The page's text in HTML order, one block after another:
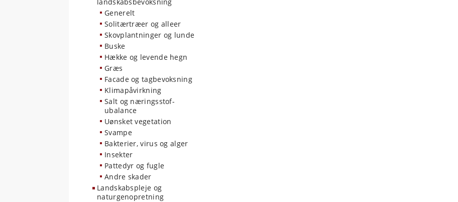
Generelt
Solitærtræer og alleer
Skovplantninger og lunde
Buske
Hække og levende hegn
Græs
Facade og tagbevoksning
Klimapåvirkning
Salt og næringsstof-
ubalance
Uønsket vegetation
Svampe
Bakterier, virus og alger
Insekter
Pattedyr og fugle
Andre skader
Landskabspleje og
naturgenopretning